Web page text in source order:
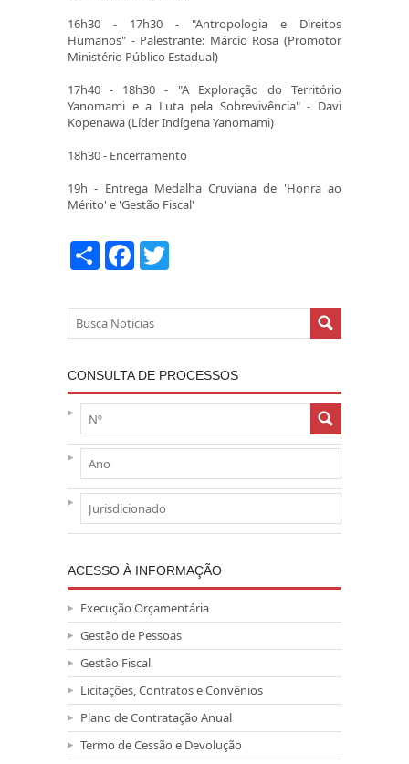
16h30 - 17h30 - "Antropologia e Direitos
Humanos" - Palestrante: Márcio Rosa (Promotor
Ministério Público Estadual)
17h40 - 18h30 - "A Exploração do Território
Yanomami e a Luta pela Sobrevivência" - Davi
Kopenawa (Líder Indígena Yanomami)
18h30 - Encerramento
19h - Entrega Medalha Cruviana de 'Honra ao
Mérito' e 'Gestão Fiscal'
COMPARTILHAR
FACEBOOK
TWITTER
CONSULTA DE PROCESSOS
ACESSO À INFORMAÇÃO
Execução Orçamentária
Gestão de Pessoas
Gestão Fiscal
Licitações, Contratos e Convênios
Plano de Contratação Anual
Termo de Cessão e Devolução